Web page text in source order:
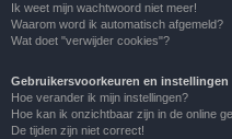
Ik weet mijn wachtwoord niet meer!
Waarom word ik automatisch afgemeld?
Wat doet "verwijder cookies"?
Gebruikersvoorkeuren en instellingen
Hoe verander ik mijn instellingen?
Hoe kan ik onzichtbaar zijn in de online
De tijden zijn niet correct!